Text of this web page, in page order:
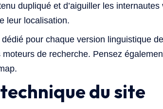
dupliqué et d’aiguiller les
leur localisation.
pour chaque version linguistique
de recherche. Pensez
du site